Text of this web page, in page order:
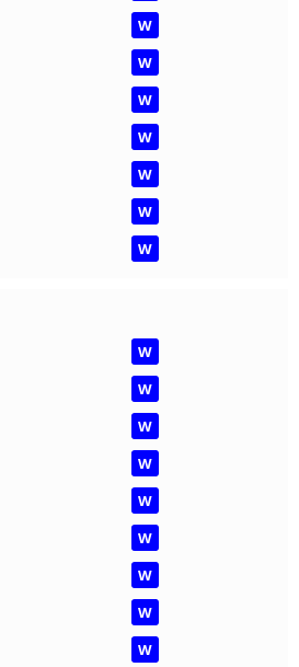
W
W
W
W
W
W
W
W
W
W
W
W
W
W
W
W